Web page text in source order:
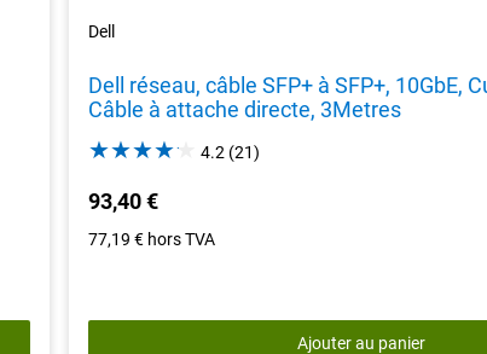
Dell
Dell réseau, câble SFP+ à SFP+, 10GbE,
Câble à attache directe, 3Metres
4.2 (21)
93,40 €
77,19 € hors TVA
Ajouter au panier